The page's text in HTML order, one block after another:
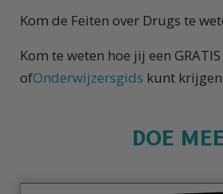
Kom de Feiten over Drugs te
Kom te weten hoe jij een GRATIS
ofOnderwijzersgids kunt
DOE